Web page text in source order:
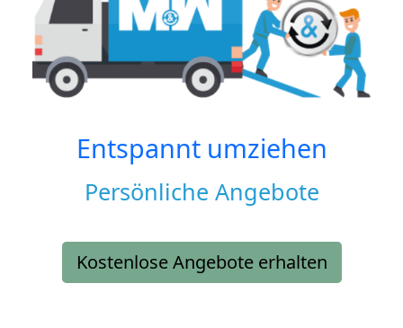
Entspannt umziehen
Persönliche Angebote
Kostenlose Angebote erhalten